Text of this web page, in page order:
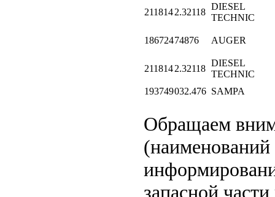
2118142.32118
DIESEL
TECHNIC
18672474876 AUGER
2118142.32118
DIESEL
TECHNIC
193749032.476 SAMPA
Обращаем
(наименований
запасной